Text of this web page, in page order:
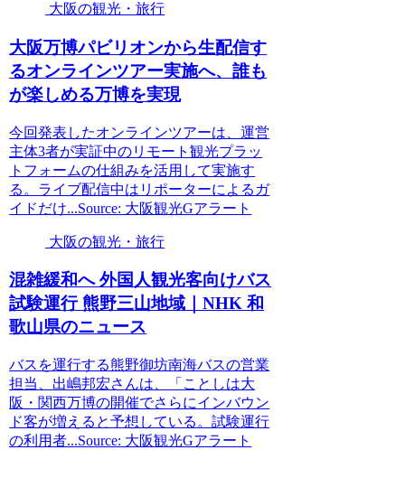
大阪の観光・旅行
大阪万博パビリオンから生配信す
るオンラインツアー実施へ、誰も
が楽しめる万博を実現
今回発表したオンラインツアーは、運営
主体3者が実証中のリモート観光プラッ
トフォームの仕組みを活用して実施す
る。ライブ配信中はリポーターによるガ
イドだけ...Source: 大阪観光Gアラート
大阪の観光・旅行
混雑緩和へ 外国人観光客向けバス
試験運行 熊野三山地域｜NHK 和
歌山県のニュース
バスを運行する熊野御坊南海バスの営業
担当、出嶋邦宏さんは、「ことしは大
阪・関西万博の開催でさらにインバウン
ド客が増えると予想している。試験運行
の利用者...Source: 大阪観光Gアラート